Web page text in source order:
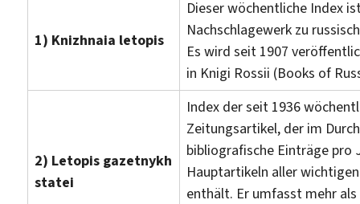
1) Knizhnaia letopis
Dieser wöchentliche Index
Nachschlagewerk zu
Es wird seit 1907
in Knigi Rossii (Books of
2) Letopis gazetnykh
statei
Index der seit 1936
Zeitungsartikel, der im
bibliografische Einträge pro
Hauptartikeln aller
enthält. Er umfasst mehr